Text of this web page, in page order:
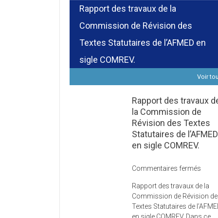
Rapport des travaux de la
Commission de Révision des
Textes Statutaires de l’AFMED en
sigle COMREV.
Voir
Rapport des travaux
la Commission de
Révision des Textes
Statutaires de l’AFMED
en sigle COMREV.
Commentaires fermés
des
de
Rapport des travaux de la
Commission de Révision
Textes Statutaires de
en sigle COMREV. Dans ce